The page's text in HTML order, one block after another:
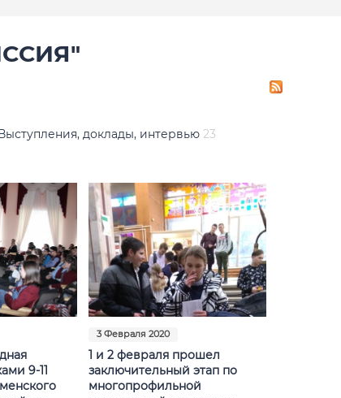
доклады, интервью 23
9-11
3 Февраля 2020
1 и 2 февраля прошел
заключительный этап по
многопрофильной